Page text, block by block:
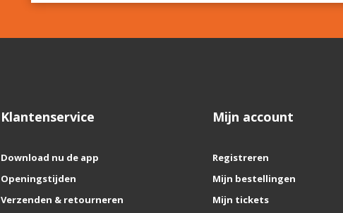
Klantenservice
Download nu de app
Openingstijden
Verzenden & retourneren
Mijn account
Registreren
Mijn bestellingen
Mijn tickets